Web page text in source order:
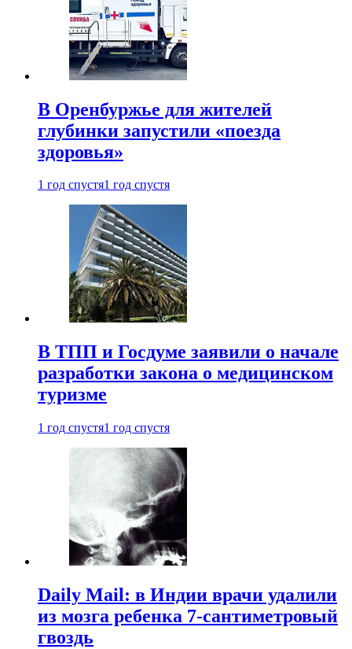
В Оренбуржье для жителей
глубинки запустили «поезда
здоровья»
1 год спустя1 год спустя
В ТПП и Госдуме заявили о начале
разработки закона о медицинском
туризме
1 год спустя1 год спустя
Daily Mail: в Индии врачи удалили
из мозга ребенка 7-сантиметровый
гвоздь